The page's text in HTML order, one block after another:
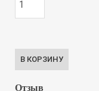
Отзыв